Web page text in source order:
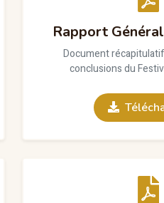
Rapport
Document
conclusions du